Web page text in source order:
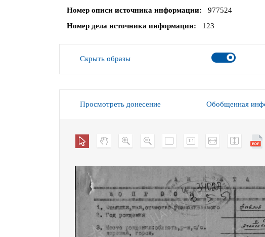
Номер описи источника информации
977524
Номер дела источника информации
123
Скрыть образы
Просмотреть донесение Обобщенная